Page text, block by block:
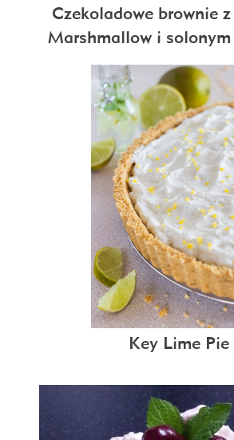
Czekoladowe brownie
Marshmallow i
Key Lime Pie